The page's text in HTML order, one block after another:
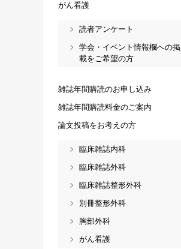
がん看護
読者アンケート
学会・イベント情報欄への掲
載をご希望の方
雑誌年間購読のお申し込み
雑誌年間購読料金のご案内
論文投稿をお考えの方
臨床雑誌内科
臨床雑誌外科
臨床雑誌整形外科
別冊整形外科
胸部外科
がん看護